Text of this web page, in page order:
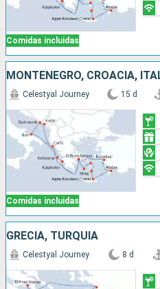
Comidas incluidas
Comidas incluidas
Celestyal Journey 15 d
GRECIA, TURQUÍA
Celestyal Journey 8 d